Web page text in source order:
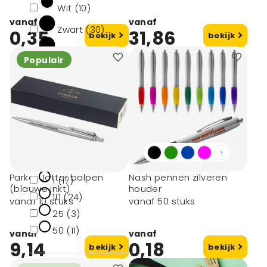
Wit (10)
Zwart (30)
Blauw (15)
Oranje (10)
toon meer
1 (17)
10 (24)
25 (3)
50 (11)
vanaf
0,35 bekijk
vanaf
31,86 bekijk
Populair
Parker Jotter balpen
(blauwe inkt)
vanaf 10 stuks
vanaf
9,14 bekijk
Nash pennen zilveren
houder
vanaf 50 stuks
vanaf
0,18 bekijk